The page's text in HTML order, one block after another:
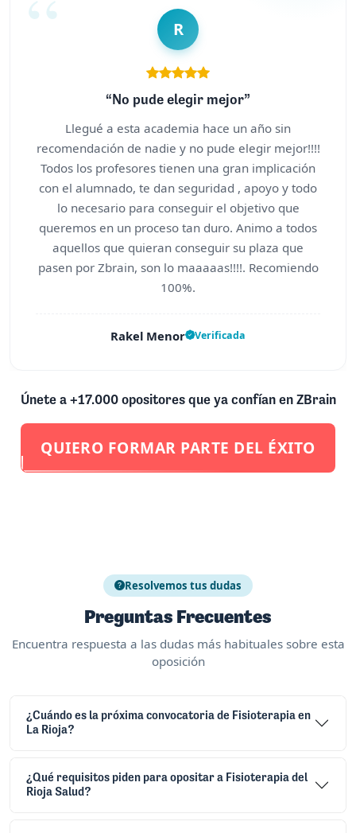
R
“No pude elegir mejor”
Llegué a esta academia hace un año sin
recomendación de nadie y no pude elegir mejor!!!!
Todos los profesores tienen una gran implicación
con el alumnado, te dan seguridad , apoyo y todo
lo necesario para conseguir el objetivo que
queremos en un proceso tan duro. Animo a todos
aquellos que quieran conseguir su plaza que
pasen por Zbrain, son lo maaaaas!!!!. Recomiendo
100%.
Rakel Menor Verificada
Únete a +17.000 opositores que ya confían en ZBrain
QUIERO FORMAR PARTE DEL ÉXITO
Resolvemos tus dudas
Preguntas Frecuentes
Encuentra respuesta a las dudas más habituales sobre esta
oposición
¿Cuándo es la próxima convocatoria de Fisioterapia en
La Rioja?
¿Qué requisitos piden para opositar a Fisioterapia del
Rioja Salud?